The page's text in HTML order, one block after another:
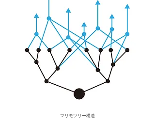
マリモツリー構造